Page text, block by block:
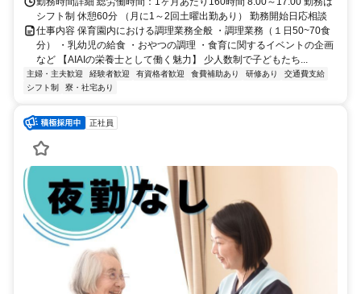
シフト制 休憩60分 （月に1～2回土曜出勤あり） 勤務開始日応相談
仕事内容 保育園内における調理業務全般 ・調理業務（１日50~70食
分） ・乳幼児の給食 ・おやつの調理 ・食育に関するイベントの企画
など 【AIAIの栄養士として働く魅力】 少人数制で子どもたち...
主婦・主夫歓迎 経験者歓迎 有資格者歓迎 食費補助あり 研修あり
交通費支給
シフト制
寮・社宅あり
正社員